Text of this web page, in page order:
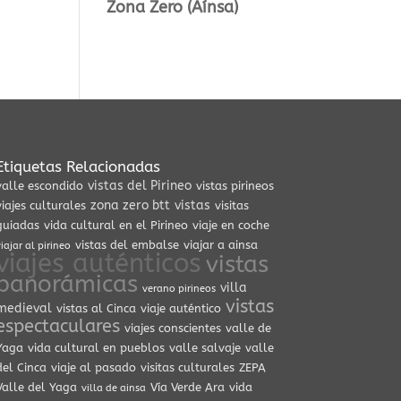
Zona Zero (Aínsa)
Relacionadas
escondido vistas del Pirineo vistas pirineos
culturales zona zero btt vistas visitas
vida cultural en el Pirineo viaje en coche
al pirineo vistas del embalse viajar a ainsa
auténticos vistas
verano pirineos villa
vistas al Cinca viaje auténtico vistas
viajes conscientes valle de
vida cultural en pueblos valle salvaje valle
Cinca viaje al pasado visitas culturales ZEPA
del Yaga villa de ainsa Vía Verde Ara vida